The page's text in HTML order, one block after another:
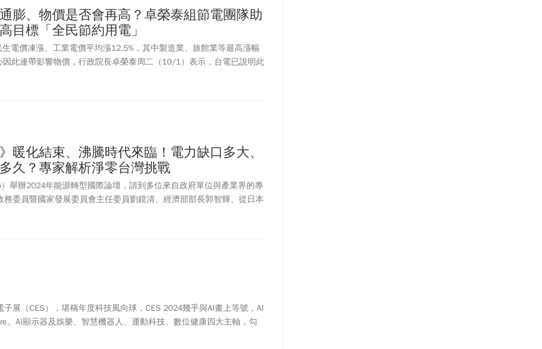
合作推動ESCO機制，以提供資金、收取保費用於國家建設上。經濟部
方案」，提出「十大公營帶頭」、「九大部會齊節能」、「產業全面擴
加157億補助冷氣、冰箱汰舊換新。藉這四大節能行動，經濟部預計
省206億度電，等於省下全國8%用電、8座台中電廠三號燃煤機組的發
萬噸。
膨、物價是否會再高？卓榮泰組節電團隊助
目標「全民節約用電」
電價凍漲、工業電價平均漲12.5%，其中製造業、旅館業等最高漲幅
因此連帶影響物價，行政院長卓榮泰周二（10/1）表示，台電已說明此
素，包括反映成本、照顧民生、穩定物價、節能減碳。卓揆強調，政
暖化結束、沸騰時代來臨！電力缺口多大、
久？專家解析淨零台灣挑戰
舉辦2024年能源轉型國際論壇，請到多位來自政府單位與產業界的專
務委員暨國家發展委員會主任委員劉鏡清、經濟部部長郭智輝、從日本
山下晃正、工研院院長劉文雄…等人；其中，山下晃正以「【國際領
展（CES），堪稱年度科技風向球，CES 2024幾乎與AI畫上等號，AI
。AI顯示器及娛樂、智慧機器人、運動科技、數位健康四大主軸，勾
的新藍圖，各項創新應用帶動成長新動能。